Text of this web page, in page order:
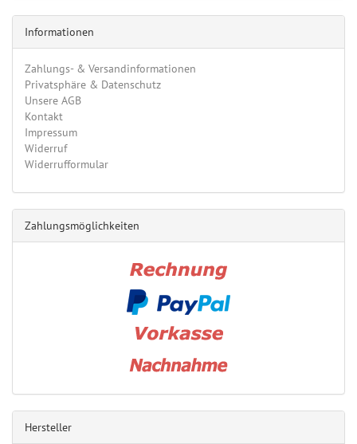
Informationen
Zahlungs- & Versandinformationen
Privatsphäre & Datenschutz
Unsere AGB
Kontakt
Impressum
Widerruf
Widerrufformular
Zahlungsmöglichkeiten
Hersteller